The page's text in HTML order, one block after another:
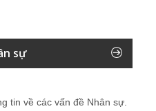
sự
tin về các vấn đề Nhân sự